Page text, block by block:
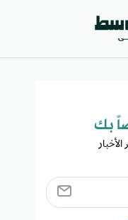
بك​